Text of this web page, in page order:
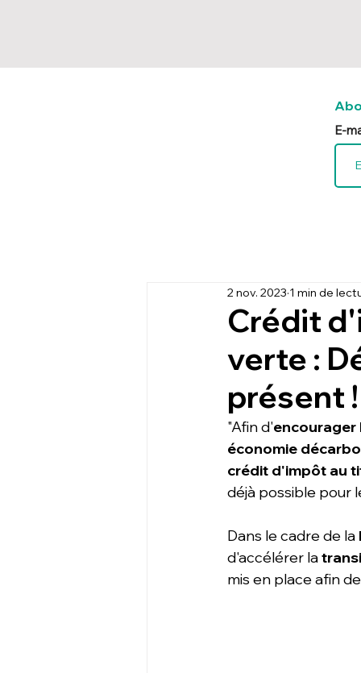
E-
Crédit
verte :
présent !
2 nov. 2023 1 min de
"Afin d'encourager
économie
crédit d'impôt au
déjà possible pour
Dans le cadre de la
d'accélérer la
mis en place afin